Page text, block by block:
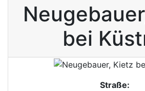
Neugebauer
bei
Straße: